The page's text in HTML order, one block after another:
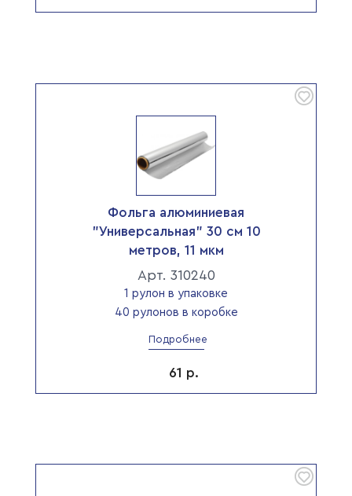
Фольга алюминиевая
"Универсальная" 30 см 10
метров, 11 мкм
Арт. 310240
1 рулон в упаковке
40 рулонов в коробке
Подробнее
61 р.